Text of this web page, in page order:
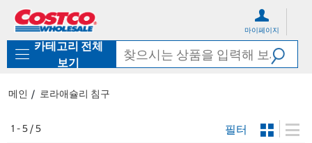
로
기
가
마이페이지
카테고리 전체
보기
메인 로라애슐리 침구
1 - 5 / 5 필터